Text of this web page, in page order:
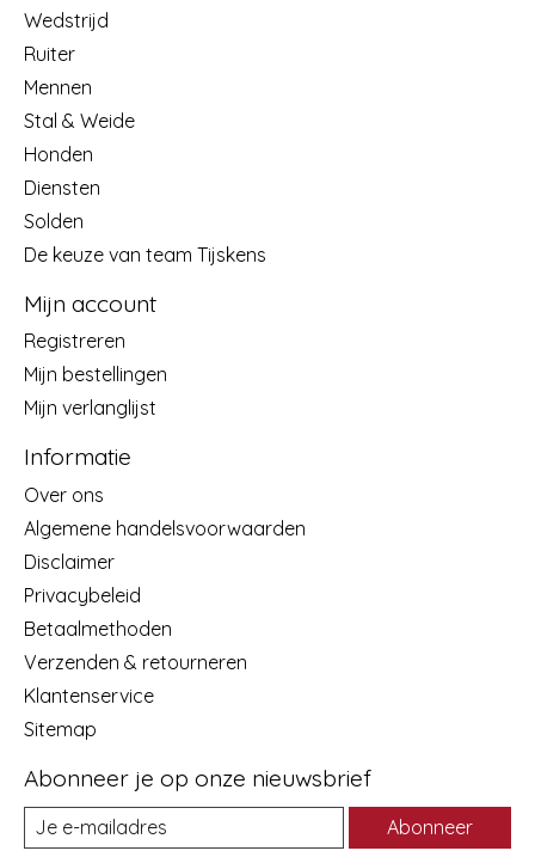
Wedstrijd
Ruiter
Mennen
Stal & Weide
Honden
Diensten
Solden
De keuze van team Tijskens
Mijn account
Registreren
Mijn bestellingen
Mijn verlanglijst
Informatie
Over ons
Algemene handelsvoorwaarden
Disclaimer
Privacybeleid
Betaalmethoden
Verzenden & retourneren
Klantenservice
Sitemap
Abonneer je op onze nieuwsbrief
Abonneer